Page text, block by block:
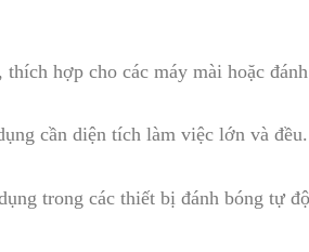
hợp cho các máy mài hoặc
cần diện tích làm việc lớn và đều.
trong các thiết bị đánh bóng tự